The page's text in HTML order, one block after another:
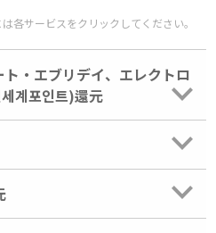
各サービスをクリックしてください。
・エブリデイ、エレクトロ
계포인트)還元